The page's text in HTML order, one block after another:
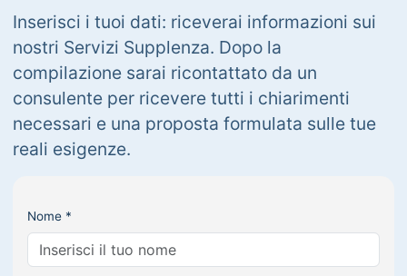
Inserisci i tuoi dati: riceverai informazioni sui
nostri Servizi Supplenza. Dopo la
compilazione sarai ricontattato da un
consulente per ricevere tutti i chiarimenti
necessari e una proposta formulata sulle tue
reali esigenze.
Nome *